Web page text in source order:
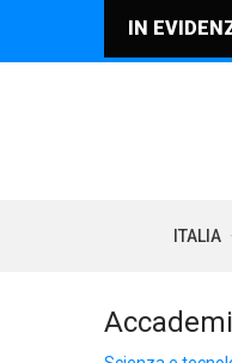
IN
ITALIA